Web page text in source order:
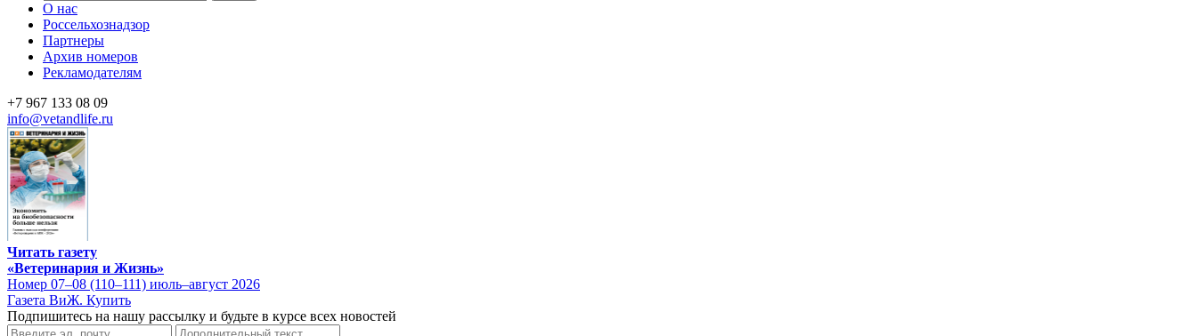
О нас
Россельхознадзор
Партнеры
Архив номеров
Рекламодателям
+7 967 133 08 09
info@vetandlife.ru
Читать газету
«Ветеринария и Жизнь»
Номер 07–08 (110–111) июль–август 2026
Газета ВиЖ. Купить
Подпишитесь на нашу рассылку и будьте в курсе всех новостей